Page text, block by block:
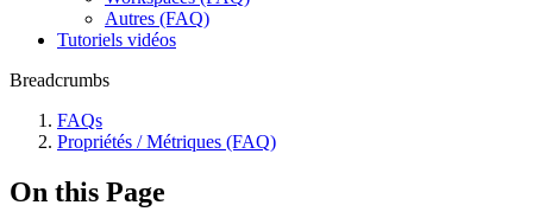
Autres (FAQ)
Tutoriels vidéos
Breadcrumbs
FAQs
Propriétés / Métriques (FAQ)
On this Page